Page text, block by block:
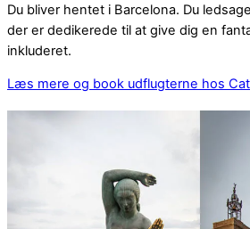
Du bliver hentet i Barcelona. Du
der er dedikerede til at give dig en
inkluderet.
Læs mere og book udflugterne hos